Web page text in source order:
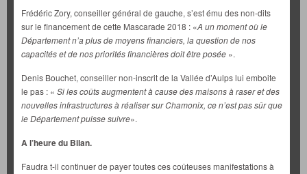
Frédéric Zory, conseiller général de gauche, s’est ému des non-dits
sur le financement de cette Mascarade 2018 : «A un moment où le
Département n’a plus de moyens financiers, la question de nos
capacités et de nos priorités financières doit être posée ».
Denis Bouchet, conseiller non-inscrit de la Vallée d’Aulps lui emboite
le pas : « Si les coûts augmentent à cause des maisons à raser et des
nouvelles infrastructures à réaliser sur Chamonix, ce n’est pas sûr que
le Département puisse suivre».
A l’heure du Bilan.
Faudra t-il continuer de payer toutes ces coûteuses manifestations à